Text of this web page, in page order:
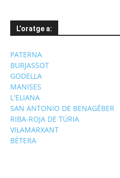
L’oratge a:
PATERNA
BURJASSOT
GODELLA
MANISES
L'ELIANA
SAN ANTONIO DE BENAGÉBER
RIBA-ROJA DE TÚRIA
VILAMARXANT
BÉTERA